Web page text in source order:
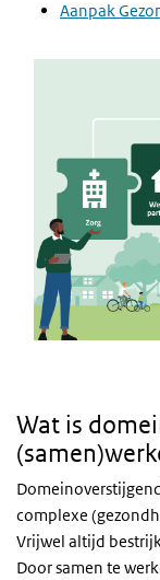
Aanpak
Open de pdf
Wat is
complexe
Vrijwel altijd
Door samen te